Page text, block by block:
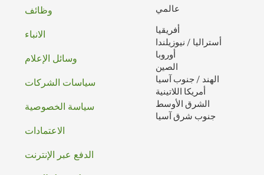
عالمي
أفريقيا
أستراليا / نيوزيلندا
أوروبا
الصين
الهند / جنوب آسيا
أمريكا اللاتينية
الشرق الأوسط
جنوب شرق آسيا
تذييل
الصفحه
وظائف
الانباء
وسائل الإعلام
سياسات الشركات
سياسة الخصوصية
الاعتمادات
الدفع عبر الإنترنت